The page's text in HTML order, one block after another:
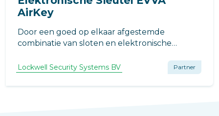
AirKey
Door een goed op elkaar afgestemde
combinatie van sloten en elektronische
open en toegankelijk uitziet, maar
tegelijkertijd hermetisch afgesloten is voor
bezoekers of niet-geaccrediteerde
Lockwell Security Systems BV Partner